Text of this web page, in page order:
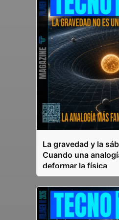
La gravedad y la
Cuando una
deformar la física